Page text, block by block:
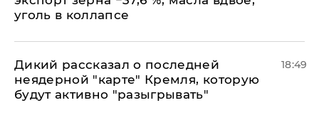
уголь в коллапсе
Дикий рассказал о последней
неядерной "карте" Кремля, которую
будут активно "разыгрывать"
18:49